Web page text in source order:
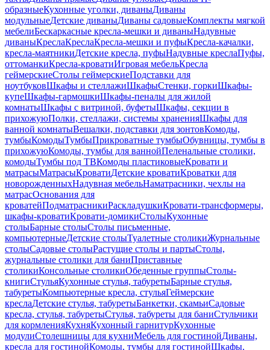
образныеКухонные уголки, диваныДиваны
модульныеДетские диваныДиваны садовыеКомплекты мягкой
мебелиБескаркасные кресла-мешки и диваныНадувные
диваныКреслаКреслаКресла-мешки и пуфыКресла-качалки,
кресла-маятникиДетские кресла, пуфыНадувные креслаПуфы,
оттоманкиКресла-кроватиИгровая мебельКресла
геймерскиеСтолы геймерскиеПодставки для
ноутбуковШкафы и стеллажиШкафыСтенки, горкиШкафы-
купеШкафы-гармошкиШкафы-пеналы для жилой
комнатыШкафы с витриной, буфетыШкафы, секции в
прихожуюПолки, стеллажи, системы храненияШкафы для
ванной комнатыВешалки, подставки для зонтовКомоды,
тумбыКомодыТумбыПрикроватные тумбыОбувницы, тумбы в
прихожуюКомоды, тумбы для ваннойПеленальные столики,
комодыТумбы под ТВКомоды пластиковыеКровати и
матрасыМатрасыКроватиДетские кроватиКроватки для
новорожденныхНадувная мебельНаматрасники, чехлы на
матрасОснования для
кроватейПодматрасникиРаскладушкиКровати-трансформеры,
шкафы-кроватиКровати-домикиСтолыКухонные
столыБарные столыСтолы письменные,
компьютерныеДетские столыТуалетные столикиЖурнальные
столыСадовые столыРастущие столы и партыСтолы,
журнальные столики для баниПриставные
столикиКонсольные столикиОбеденные группыСтолы-
книгиСтульяКухонные стулья, табуретыБарные стулья,
табуретыКомпьютерные кресла, стульяГеймерские
креслаДетские стулья, табуретыБанкетки, скамьиСадовые
кресла, стулья, табуретыСтулья, табуреты для баниСтульчики
для кормленияКухняКухонный гарнитурКухонные
модулиСтолешницы для кухниМебель для гостинойДиваны,
кресла для гостинойКомоды, тумбы для гостинойШкафы,